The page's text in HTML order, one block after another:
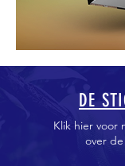
DE
Klik hier voor
over